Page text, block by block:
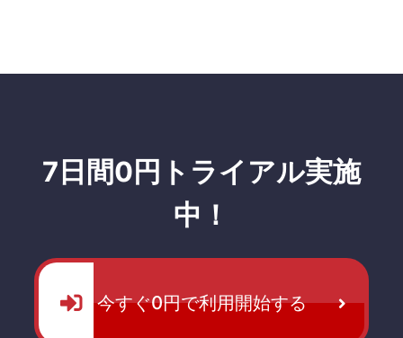
7日間0円トライアル実施
中！
今すぐ0円で利用開始する